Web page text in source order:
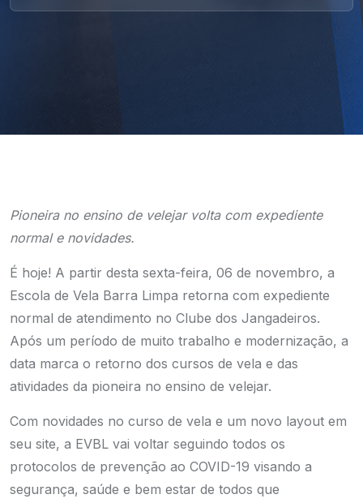
Pioneira no ensino de velejar volta com expediente
normal e novidades.
É hoje! A partir desta sexta-feira, 06 de novembro, a
Escola de Vela Barra Limpa retorna com expediente
normal de atendimento no Clube dos Jangadeiros.
Após um período de muito trabalho e modernização, a
data marca o retorno dos cursos de vela e das
atividades da pioneira no ensino de velejar.
Com novidades no curso de vela e um novo layout em
seu site, a EVBL vai voltar seguindo todos os
protocolos de prevenção ao COVID-19 visando a
segurança, saúde e bem estar de todos que